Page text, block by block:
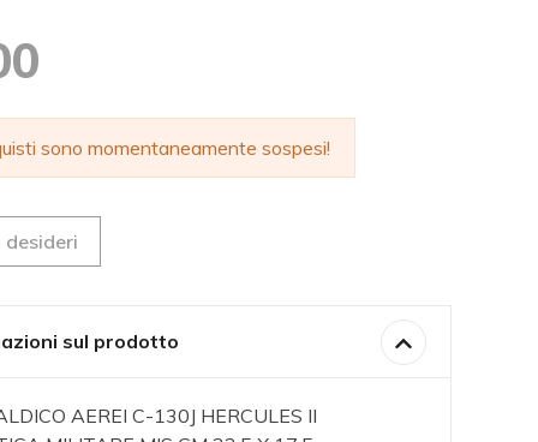
sono momentaneamente sospesi!
desideri
sul prodotto
AEREI C-130J HERCULES II